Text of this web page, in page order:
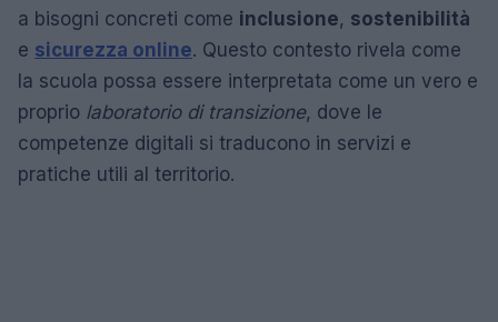
a bisogni concreti come inclusione, sostenibilità
e sicurezza online. Questo contesto rivela come
la scuola possa essere interpretata come un vero e
proprio laboratorio di transizione, dove le
competenze digitali si traducono in servizi e
pratiche utili al territorio.